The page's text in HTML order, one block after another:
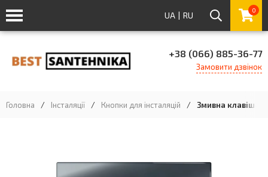
UA | RU 0
+38 (066) 885-36-77
Замовити дзвінок
Головна / Інсталяції / Кнопки для інсталяцій / Змивна клавіша